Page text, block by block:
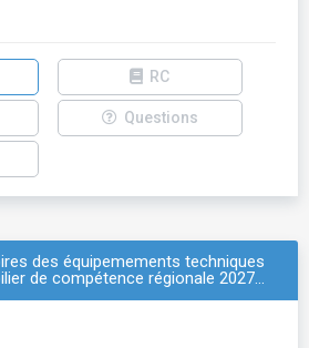
RC
Questions
des équipemements techniques
de compétence régionale 2027…